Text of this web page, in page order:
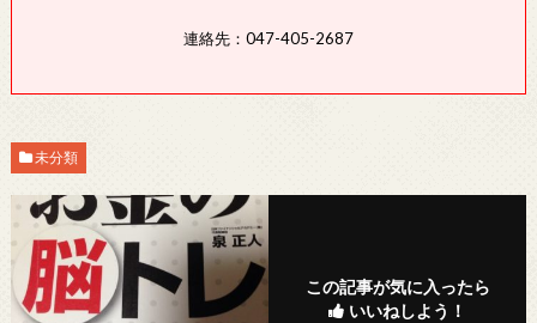
連絡先：047-405-2687
未分類
この記事が気に入ったら
いいねしよう！